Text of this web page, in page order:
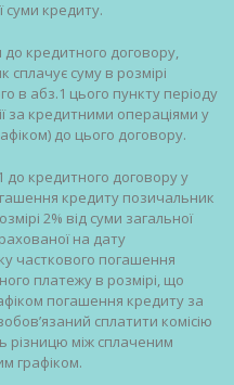
суми кредиту.
до кредитного договору,
суму в розмірі
в абз.1 цього пункту періоду
за кредитними операціями у
до цього договору.
до кредитного договору у
кредиту позичальник
2% від суми загальної
на дату
часткового погашення
платежу в розмірі, що
погашення кредиту за
сплатити комісію
різницю між сплаченим
графіком.